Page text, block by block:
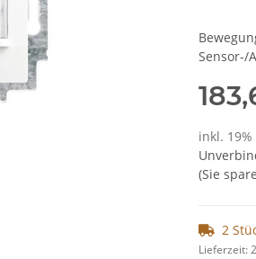
Sensor-/
inkl. 19%
(Sie
2
Lieferzeit: